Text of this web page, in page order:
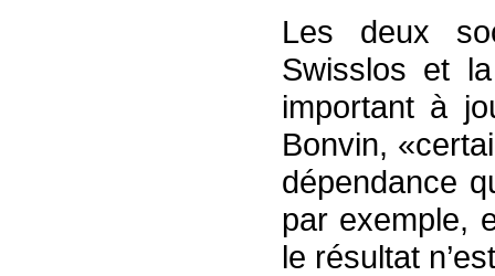
Les deux
Swisslos et
important à
Bonvin,
dépendance
par exemple,
le résultat